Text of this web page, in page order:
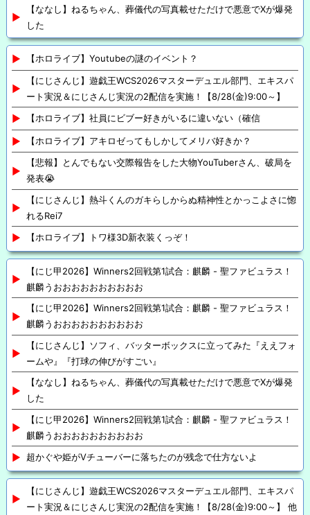
【ななし】ねるちゃん、葬儀代の写真載せただけで悪意でXが爆発
した
【ホロライブ】Youtubeの謎のイベント？
【にじさんじ】遊戯王WCS2026マスターデュエル部門、エキスパ
ート実況＆にじさんじ実況の2配信を実施！【8/28(金)9:00～】
【ホロライブ】社員にビブー好きがいるに違いない（確信
【ホロライブ】アキロゼってもしかしてメリバ好きか？
【悲報】とんでもない交際報告をした大物YouTuberさん、破局を
発表😭
【にじさんじ】熱斗くんのガキらしからぬ精神性とかっこよさに惚
れるRei7
【ホロライブ】トワ様3D新衣装くっぞ！
【にじ甲2026】Winners2回戦第1試合：麒麟 - 聖ファビュラス！
麒麟うおおおおおおおおおお
【にじ甲2026】Winners2回戦第1試合：麒麟 - 聖ファビュラス！
麒麟うおおおおおおおおおお
【にじさんじ】ソフィ、バッターボックスに立ってみた『ええフォ
ームや』『打球の伸びがすごい』
【ななし】ねるちゃん、葬儀代の写真載せただけで悪意でXが爆発
した
【にじ甲2026】Winners2回戦第1試合：麒麟 - 聖ファビュラス！
麒麟うおおおおおおおおおお
超かぐや姫がVチューバーに落ちたのが残念で仕方ないよ
【にじさんじ】遊戯王WCS2026マスターデュエル部門、エキスパ
ート実況＆にじさんじ実況の2配信を実施！【8/28(金)9:00～】 他